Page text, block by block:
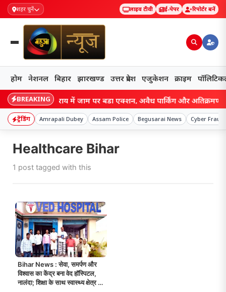
शहर चुनें लाइव टीवी ई-पेपर रिपोर्टर बनें
होम नेशनल बिहार झारखण्ड उत्तर प्रदेश एजुकेशन क्राइम
BREAKING
Bihar: लखीसराय में जाम पर बड़ा एक्शन, अवैध पार्किंग और अतिक्रमण पर चला
ट्रेंडिंग Amrapali Dubey Assam Police Begusarai News Cyber Fraud
Healthcare Bihar
1 post tagged with this
Bihar News : सेवा, समर्पण और
विश्वास का केंद्र बना वेद हॉस्पिटल,
नालंदा; शिक्षा के साथ स्वास्थ्य क्षेत्र में